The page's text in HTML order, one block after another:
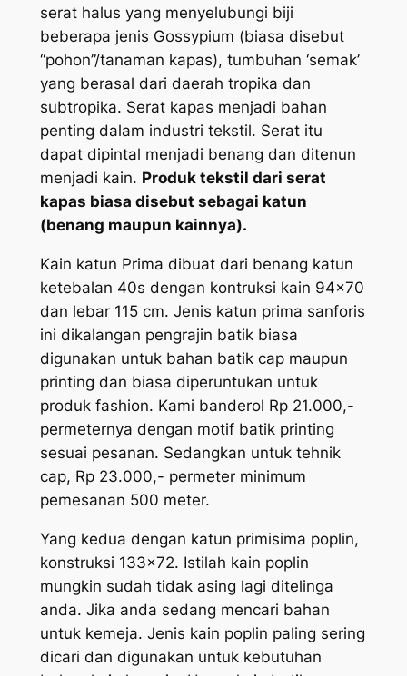
serat halus yang menyelubungi biji
beberapa jenis Gossypium (biasa disebut
“pohon”/tanaman kapas), tumbuhan ‘semak’
yang berasal dari daerah tropika dan
subtropika. Serat kapas menjadi bahan
penting dalam industri tekstil. Serat itu
dapat dipintal menjadi benang dan ditenun
menjadi kain. Produk tekstil dari serat
kapas biasa disebut sebagai katun
(benang maupun kainnya).
Kain katun Prima dibuat dari benang katun
ketebalan 40s dengan kontruksi kain 94×70
dan lebar 115 cm. Jenis katun prima sanforis
ini dikalangan pengrajin batik biasa
digunakan untuk bahan batik cap maupun
printing dan biasa diperuntukan untuk
produk fashion. Kami banderol Rp 21.000,-
permeternya dengan motif batik printing
sesuai pesanan. Sedangkan untuk tehnik
cap, Rp 23.000,- permeter minimum
pemesanan 500 meter.
Yang kedua dengan katun primisima poplin,
konstruksi 133×72. Istilah kain poplin
mungkin sudah tidak asing lagi ditelinga
anda. Jika anda sedang mencari bahan
untuk kemeja. Jenis kain poplin paling sering
dicari dan digunakan untuk kebutuhan